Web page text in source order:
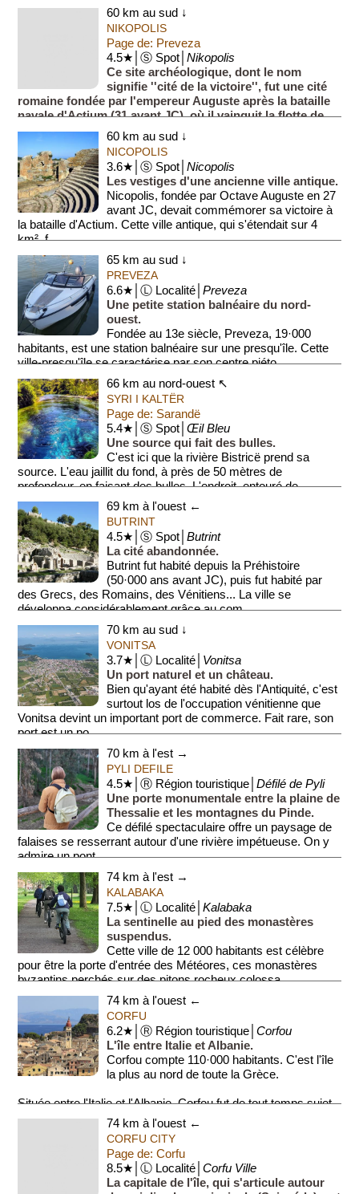
60 km au sud ↓
NIKOPOLIS
Page de: Preveza
4.5★│Ⓢ Spot│Nikopolis
Ce site archéologique, dont le nom
signifie ''cité de la victoire'', fut une cité
romaine fondée par l'empereur Auguste après la bataille
navale d'Actium (31 avant JC), où il vainquit la flotte de ...
60 km au sud ↓
NICOPOLIS
3.6★│Ⓢ Spot│Nicopolis
Les vestiges d'une ancienne ville antique.
Nicopolis, fondée par Octave Auguste en 27
avant JC, devait commémorer sa victoire à
la bataille d'Actium. Cette ville antique, qui s'étendait sur 4
km², f...
65 km au sud ↓
PREVEZA
6.6★│Ⓛ Localité│Preveza
Une petite station balnéaire du nord-
ouest.
Fondée au 13e siècle, Preveza, 19·000
habitants, est une station balnéaire sur une presqu'île. Cette
ville-presqu'île se caractérise par son centre piéto...
66 km au nord-ouest ↖
SYRI I KALTËR
Page de: Sarandë
5.4★│Ⓢ Spot│Œil Bleu
Une source qui fait des bulles.
C'est ici que la rivière Bistricë prend sa
source. L'eau jaillit du fond, à près de 50 mètres de
profondeur, en faisant des bulles. L'endroit, entouré de
verdure, est...
69 km à l'ouest ←
BUTRINT
4.5★│Ⓢ Spot│Butrint
La cité abandonnée.
Butrint fut habité depuis la Préhistoire
(50·000 ans avant JC), puis fut habité par
des Grecs, des Romains, des Vénitiens... La ville se
développa considérablement grâce au com...
70 km au sud ↓
VONITSA
3.7★│Ⓛ Localité│ Vonitsa
Un port naturel et un château.
Bien qu'ayant été habité dès l'Antiquité, c'est
surtout los de l'occupation vénitienne que
Vonitsa devint un important port de commerce. Fait rare, son
port est un po...
70 km à l'est →
PYLI DEFILE
4.5★│Ⓡ Région touristique│Défilé de Pyli
Une porte monumentale entre la plaine de
Thessalie et les montagnes du Pinde.
Ce défilé spectaculaire offre un paysage de
falaises se resserrant autour d'une rivière impétueuse. On y
admire un pont ...
74 km à l'est →
KALABAKA
7.5★│Ⓛ Localité│Kalabaka
La sentinelle au pied des monastères
suspendus.
Cette ville de 12 000 habitants est célèbre
pour être la porte d'entrée des Météores, ces monastères
byzantins perchés sur des pitons rocheux colossa...
74 km à l'ouest ←
CORFU
6.2★│Ⓡ Région touristique│Corfou
L'île entre Italie et Albanie.
Corfou compte 110·000 habitants. C'est l'île
la plus au nord de toute la Grèce.
Située entre l'Italie et l'Albanie, Corfou fut de tout temps sujet
de convoitis...
74 km à l'ouest ←
CORFU CITY
Page de: Corfu
8.5★│Ⓛ Localité│Corfu Ville
La capitale de l'île, qui s'articule autour